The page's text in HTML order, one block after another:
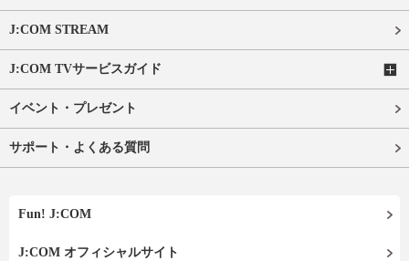
J:COM STREAM
J:COM TVサービスガイド
イベント・プレゼント
サポート・よくある質問
Fun! J:COM
J:COM オフィシャルサイト